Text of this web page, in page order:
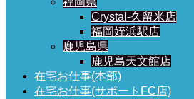
Crystal-久留米店
福岡姪浜駅店
鹿児島県
鹿児島天文館店
在宅お仕事(本部)
在宅お仕事(サポートFC店)